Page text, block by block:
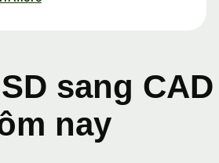
sang CAD
nay